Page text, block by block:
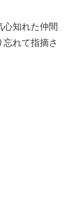
知れた仲間
れて指摘さ